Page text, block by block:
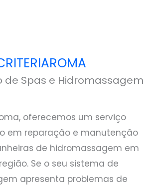
de Spas e Hidromassagem
oferecemos um serviço
em reparação e manutenção
de hidromassagem em
Se o seu sistema de
apresenta problemas de